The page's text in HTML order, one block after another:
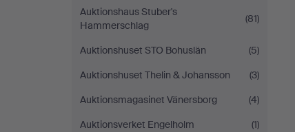
Auktionshaus Stuber's
Hammerschlag
(81)
Auktionshuset STO Bohuslän
(5)
Auktionshuset Thelin & Johansson
(3)
Auktionsmagasinet Vänersborg
(4)
Auktionsverket Engelholm
(1)